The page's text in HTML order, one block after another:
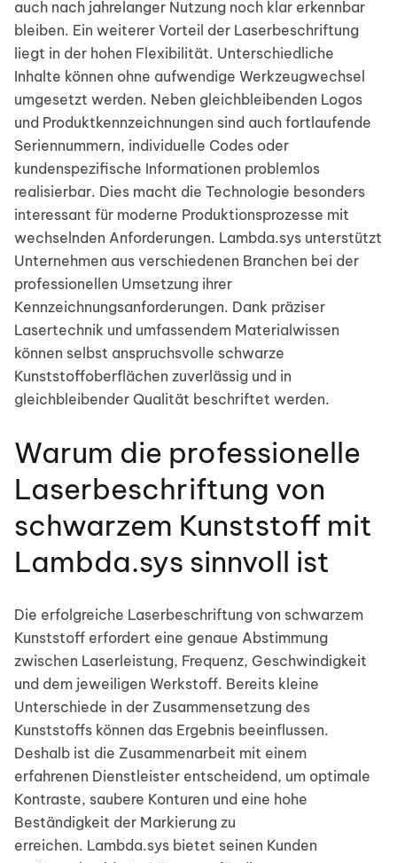
auch nach jahrelanger Nutzung noch klar erkennbar
bleiben. Ein weiterer Vorteil der Laserbeschriftung
liegt in der hohen Flexibilität. Unterschiedliche
Inhalte können ohne aufwendige Werkzeugwechsel
umgesetzt werden. Neben gleichbleibenden Logos
und Produktkennzeichnungen sind auch fortlaufende
Seriennummern, individuelle Codes oder
kundenspezifische Informationen problemlos
realisierbar. Dies macht die Technologie besonders
interessant für moderne Produktionsprozesse mit
wechselnden Anforderungen. Lambda.sys unterstützt
Unternehmen aus verschiedenen Branchen bei der
professionellen Umsetzung ihrer
Kennzeichnungsanforderungen. Dank präziser
Lasertechnik und umfassendem Materialwissen
können selbst anspruchsvolle schwarze
Kunststoffoberflächen zuverlässig und in
gleichbleibender Qualität beschriftet werden.
Warum die professionelle
Laserbeschriftung von
schwarzem Kunststoff mit
Lambda.sys sinnvoll ist
Die erfolgreiche Laserbeschriftung von schwarzem
Kunststoff erfordert eine genaue Abstimmung
zwischen Laserleistung, Frequenz, Geschwindigkeit
und dem jeweiligen Werkstoff. Bereits kleine
Unterschiede in der Zusammensetzung des
Kunststoffs können das Ergebnis beeinflussen.
Deshalb ist die Zusammenarbeit mit einem
erfahrenen Dienstleister entscheidend, um optimale
Kontraste, saubere Konturen und eine hohe
Beständigkeit der Markierung zu
erreichen. Lambda.sys bietet seinen Kunden